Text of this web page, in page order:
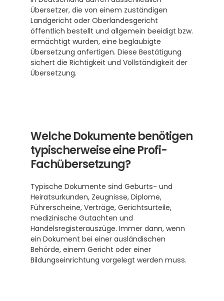
Übersetzer, die von einem zuständigen
Landgericht oder Oberlandesgericht
öffentlich bestellt und allgemein beeidigt bzw.
ermächtigt wurden, eine beglaubigte
Übersetzung anfertigen. Diese Bestätigung
sichert die Richtigkeit und Vollständigkeit der
Übersetzung.
Welche Dokumente benötigen
typischerweise eine Profi-
Fachübersetzung?
Typische Dokumente sind Geburts- und
Heiratsurkunden, Zeugnisse, Diplome,
Führerscheine, Verträge, Gerichtsurteile,
medizinische Gutachten und
Handelsregisterauszüge. Immer dann, wenn
ein Dokument bei einer ausländischen
Behörde, einem Gericht oder einer
Bildungseinrichtung vorgelegt werden muss.